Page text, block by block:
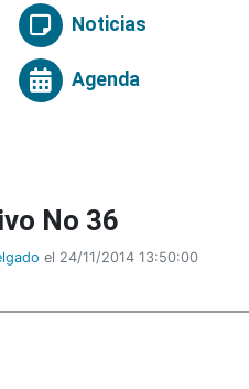
Noticias
Agenda
No 36
el 24/11/2014 13:50:00